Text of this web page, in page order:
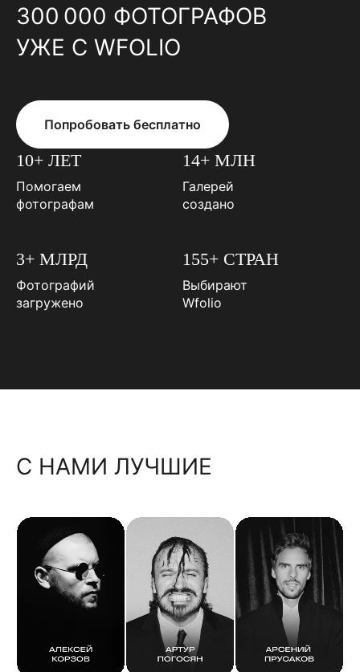
300 000 ФОТОГРАФОВ
УЖЕ С WFOLIO
Попробовать бесплатно
10+ ЛЕТ
Помогаем
фотографам
14+ МЛН
Галерей
создано
3+ МЛРД
Фотографий
загружено
155+ СТРАН
Выбирают
Wfolio
С НАМИ ЛУЧШИЕ